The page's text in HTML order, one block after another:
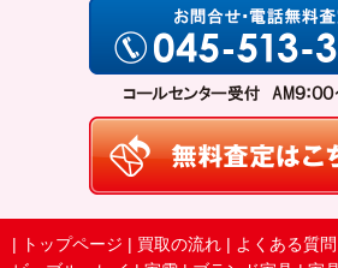
| トップページ | 買取の流れ | よくある質問